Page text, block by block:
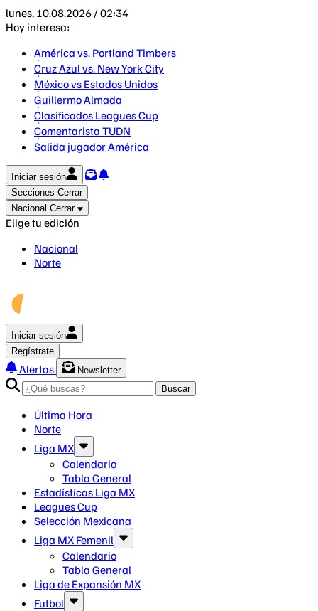
lunes, 10.08.2026 / 02:34
Hoy interesa:
América vs. Portland Timbers
Cruz Azul vs. New York City
México vs Estados Unidos
Guillermo Almada
Clasificados Leagues Cup
Comentarista TUDN
Salida jugador América
Iniciar sesión
Secciones Cerrar
Nacional Cerrar
Elige tu edición
Nacional
Norte
Iniciar sesión
Regístrate
Alertas
Newsletter
Buscar
Última Hora
Norte
Liga MX
Calendario
Tabla General
Estadísticas Liga MX
Leagues Cup
Selección Mexicana
Liga MX Femenil
Calendario
Tabla General
Liga de Expansión MX
Futbol